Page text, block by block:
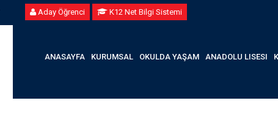
Aday Öğrenci K12 Net Bilgi Sistemi
ANASAYFA KURUMSAL OKULDA YAŞAM ANADOLU LISESI